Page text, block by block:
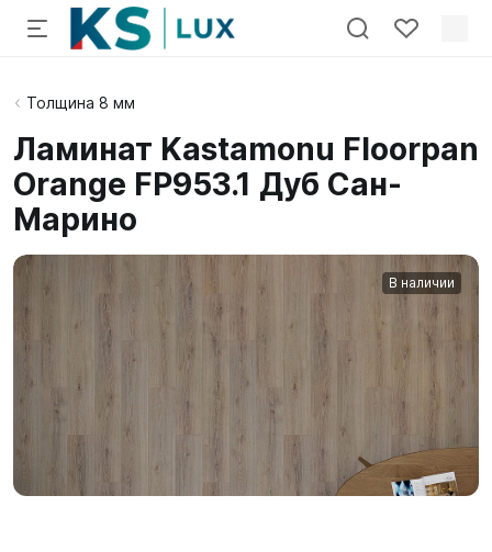
Толщина 8 мм
Ламинат Kastamonu Floorpan
Orange FP953.1 Дуб Сан-
Марино
В наличии